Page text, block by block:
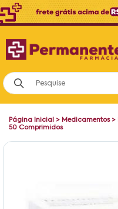
Página Inicial > Medicamentos>
50 Comprimidos